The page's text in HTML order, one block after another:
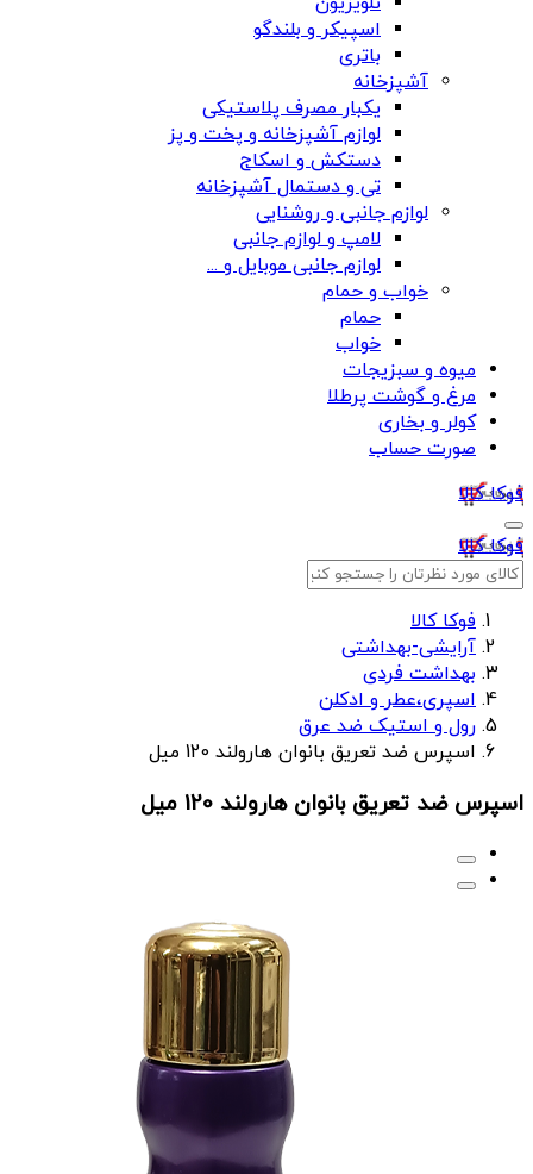
اسپیکر و بلندگو
باتری
آشپزخانه
یکبار مصرف پلاستیکی
لوازم آشپزخانه و پخت و پز
دستکش و اسکاج
تی و دستمال آشپزخانه
لوازم جانبی و روشنایی
لامپ و لوازم جانبی
لوازم جانبی موبایل و ...
خواب و حمام
حمام
خواب
میوه و سبزیجات
مرغ و گوشت پرطلا
کولر و بخاری
صورت حساب
فوکا کالا
فوکا کالا
فوکا کالا
آرایشی-بهداشتی
بهداشت فردی
اسپری،عطر و ادکلن
رول و استیک ضد عرق
اسپرس ضد تعریق بانوان هارولند 120 میل
اسپرس ضد تعریق بانوان هارولند 120 میل